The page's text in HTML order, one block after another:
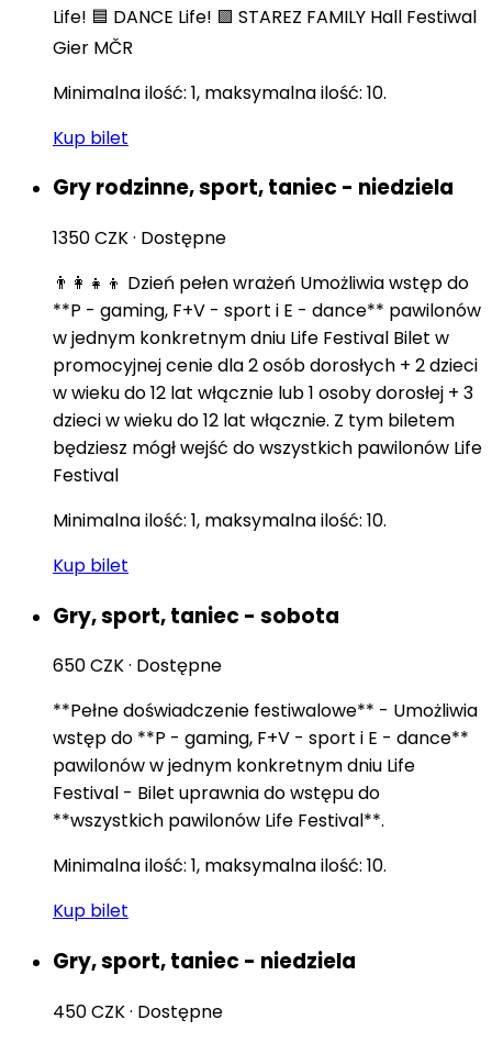
Life! 🟦 DANCE Life! 🟪 STAREZ FAMILY Hall Festiwal
Gier MČR
Minimalna ilość: 1, maksymalna ilość: 10.
Kup bilet
Gry rodzinne, sport, taniec - niedziela
1350 CZK· Dostępne
👨‍👩‍👧‍👦 Dzień pełen wrażeń Umożliwia wstęp do
**P - gaming, F+V - sport i E - dance** pawilonów
w jednym konkretnym dniu Life Festival Bilet w
promocyjnej cenie dla 2 osób dorosłych + 2 dzieci
w wieku do 12 lat włącznie lub 1 osoby dorosłej + 3
dzieci w wieku do 12 lat włącznie. Z tym biletem
będziesz mógł wejść do wszystkich pawilonów Life
Festival
Minimalna ilość: 1, maksymalna ilość: 10.
Kup bilet
Gry, sport, taniec - sobota
650 CZK· Dostępne
**Pełne doświadczenie festiwalowe** - Umożliwia
wstęp do **P - gaming, F+V - sport i E - dance**
pawilonów w jednym konkretnym dniu Life
Festival - Bilet uprawnia do wstępu do
**wszystkich pawilonów Life Festival**.
Minimalna ilość: 1, maksymalna ilość: 10.
Kup bilet
Gry, sport, taniec - niedziela
450 CZK· Dostępne